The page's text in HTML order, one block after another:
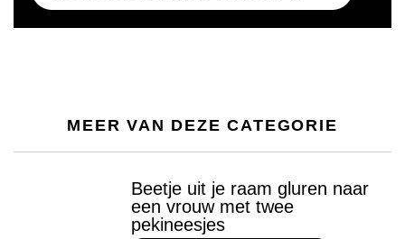
MEER VAN DEZE CATEGORIE
Beetje uit je raam gluren naar
een vrouw met twee
pekineesjes